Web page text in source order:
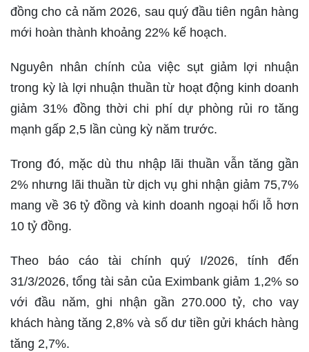
đồng cho cả năm 2026, sau quý đầu tiên ngân hàng
mới hoàn thành khoảng 22% kế hoạch.
Nguyên nhân chính của việc sụt giảm lợi nhuận
trong kỳ là lợi nhuận thuần từ hoạt động kinh doanh
giảm 31% đồng thời chi phí dự phòng rủi ro tăng
mạnh gấp 2,5 lần cùng kỳ năm trước.
Trong đó, mặc dù thu nhập lãi thuần vẫn tăng gần
2% nhưng lãi thuần từ dịch vụ ghi nhận giảm 75,7%
mang về 36 tỷ đồng và kinh doanh ngoại hối lỗ hơn
10 tỷ đồng.
Theo báo cáo tài chính quý I/2026, tính đến
31/3/2026, tổng tài sản của Eximbank giảm 1,2% so
với đầu năm, ghi nhận gần 270.000 tỷ, cho vay
khách hàng tăng 2,8% và số dư tiền gửi khách hàng
tăng 2,7%.